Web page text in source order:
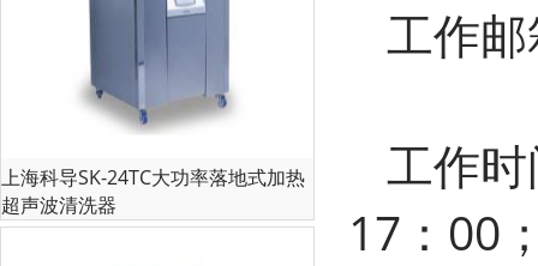
上海科导SK-24TC大功率落地式加热
超声波清洗器
工作
工作
17：00